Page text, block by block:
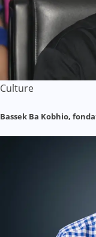
Culture
Bassek Ba Kobhio,